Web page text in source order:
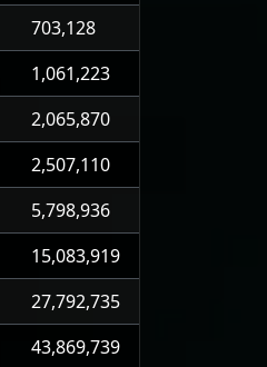
703,128
1,061,223
2,065,870
2,507,110
5,798,936
15,083,919
27,792,735
43,869,739